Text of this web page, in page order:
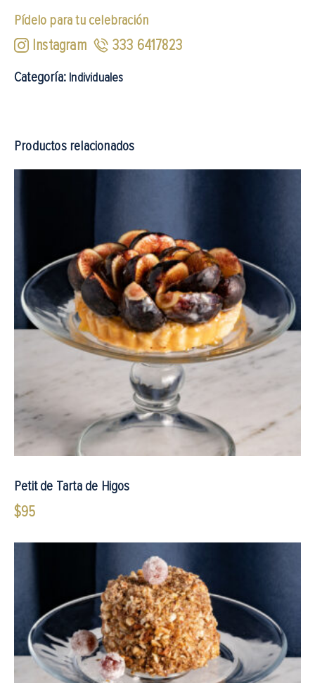
Pídelo para tu celebración
Instagram 333 6417823
Categoría: Individuales
Productos relacionados
Petit de Tarta de Higos
$95